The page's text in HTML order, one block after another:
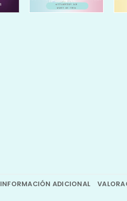
INFORMACIÓN ADICIONAL